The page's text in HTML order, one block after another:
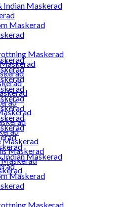
Indian Maskerad
Maskerad
Maskerad
Maskerad
Maskerad
Indian Maskerad
Maskerad
Maskerad